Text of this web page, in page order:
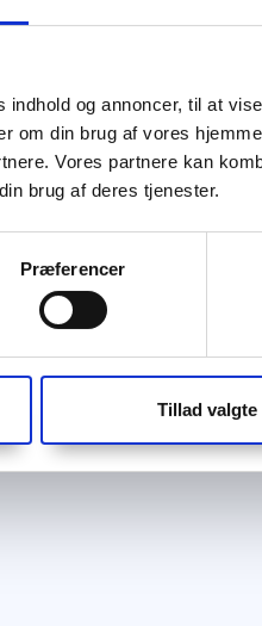
og annoncer, til at
om din brug af vores
Vores partnere kan
brug af deres tjenester.
Præferencer
Tillad valgte